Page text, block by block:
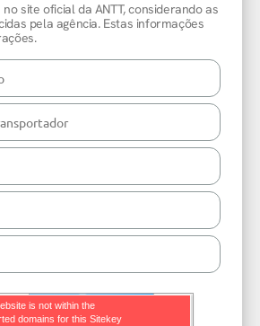
site oficial da ANTT, considerando as
pela agência. Estas informações
is not within the
domains for this Sitekey